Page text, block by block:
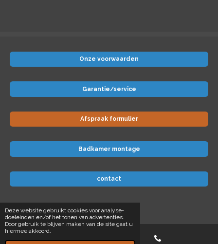
Deze website gebruikt cookies voor analyse-
doeleinden en/of het tonen van advertenties.
Door gebruik te blijven maken van de site gaat u
hiermee akkoord.
Onze voorwaarden
Garantie/service
Afspraak formulier
Badkamer montage
contact